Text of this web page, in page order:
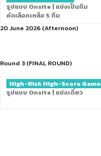
รูปแบบ Onsite | แข่งเป็นทีม
คัดเลือกเหลือ 5 ทีม
20 June 2026 (Afternoon)
Round 3 (FINAL ROUND)
High-Risk High-Score Game
รูปแบบ Onsite | แข่งเดี่ยว